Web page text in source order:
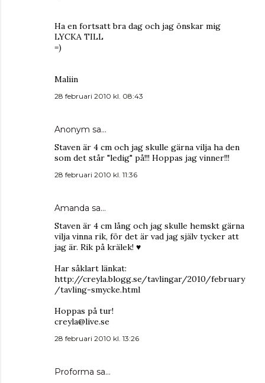
Ha en fortsatt bra dag och jag önskar mig
LYCKA TILL
=)
Maliin
28 februari 2010 kl. 08:43
Anonym sa…
Staven är 4 cm och jag skulle gärna vilja ha den
som det står "ledig" på!!! Hoppas jag vinner!!!
28 februari 2010 kl. 11:36
Amanda sa…
Staven är 4 cm lång och jag skulle hemskt gärna
vilja vinna rik, för det är vad jag själv tycker att
jag är. Rik på krälek! ♥
Har såklart länkat:
http://creyla.blogg.se/tavlingar/2010/february
/tavling-smycke.html
Hoppas på tur!
creyla@live.se
28 februari 2010 kl. 13:26
Proforma sa…